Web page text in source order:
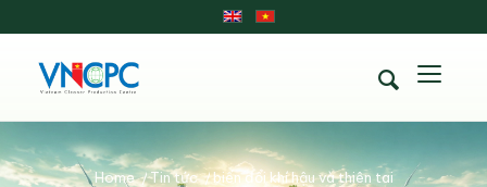
Home /Tin tức /biến đổi khí hậu và thiên tai